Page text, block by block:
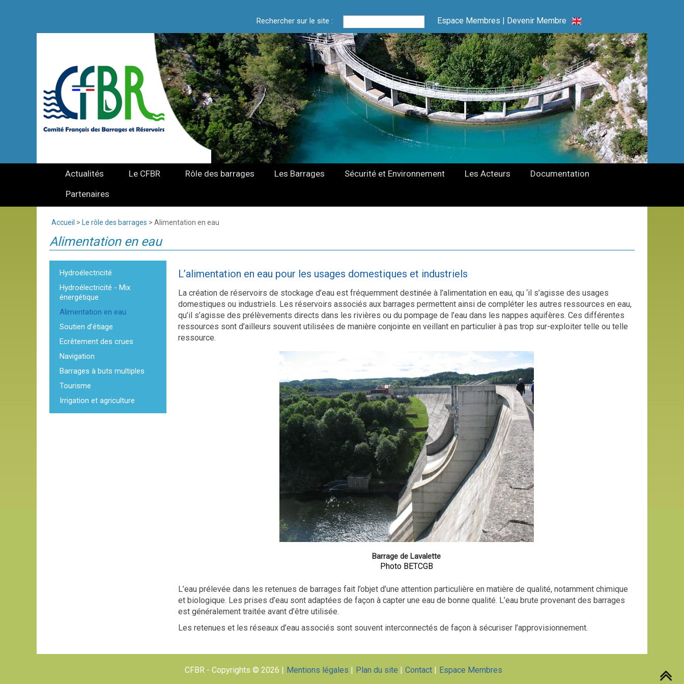
Rechercher sur le site : Espace Membres | Devenir Membre
Actualités Le CFBR Rôle des barrages Les Barrages Sécurité et Environnement Les Acteurs
Documentation
Partenaires
Accueil > Le rôle des barrages > Alimentation en eau
Alimentation en eau
Hydroélectricité
Hydroélectricité - Mix
énergétique
Alimentation en eau
Soutien d’étiage
Ecrêtement des crues
Navigation
Barrages à buts multiples
Tourisme
Irrigation et agriculture
L’alimentation en eau pour les usages domestiques et industriels
La création de réservoirs de stockage d’eau est fréquemment destinée à l’alimentation en eau, qu ‘il s’agisse des usages
domestiques ou industriels. Les réservoirs associés aux barrages permettent ainsi de compléter les autres ressources en eau,
qu’il s’agisse des prélèvements directs dans les rivières ou du pompage de l’eau dans les nappes aquifères. Ces différentes
ressources sont d’ailleurs souvent utilisées de manière conjointe en veillant en particulier à pas trop sur-exploiter telle ou telle
ressource.
Barrage de Lavalette
Photo BETCGB
L’eau prélevée dans les retenues de barrages fait l’objet d’une attention particulière en matière de qualité, notamment chimique
et biologique. Les prises d’eau sont adaptées de façon à capter une eau de bonne qualité. L’eau brute provenant des barrages
est généralement traitée avant d’être utilisée.
Les retenues et les réseaux d’eau associés sont souvent interconnectés de façon à sécuriser l’approvisionnement.
CFBR - Copyrights © 2026 Mentions légales Plan du site Contact Espace Membres